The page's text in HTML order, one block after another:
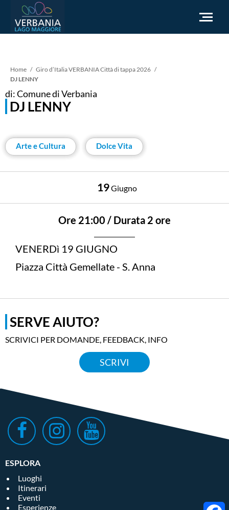
Come raggiungerci
Infopoint Turistico
Richiesta informazioni
Sito Istituzionale
Briciole
di
pane
Home
Giro d’Italia VERBANIA Città di tappa 2026
DJ LENNY
di: Comune di Verbania
DJ LENNY
Arte e Cultura Dolce Vita
19Giugno
Ore 21:00 / Durata 2 ore
VENERDì 19 GIUGNO
Piazza Città Gemellate - S. Anna
SERVE AIUTO?
SCRIVICI PER DOMANDE, FEEDBACK, INFO
SCRIVI
ESPLORA
Luoghi
Itinerari
Eventi
Esperienze